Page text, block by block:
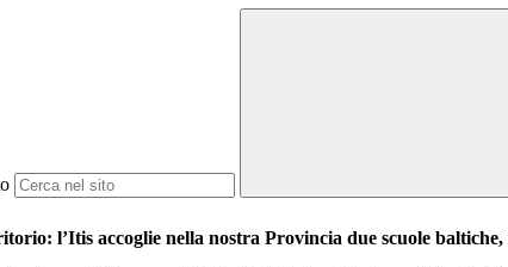
l’Itis accoglie nella nostra Provincia due scuole